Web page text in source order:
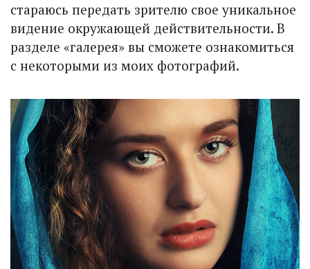
стараюсь передать зрителю свое уникальное
видение окружающей действительности. В
разделе «галерея» вы сможете ознакомиться
с некоторыми из моих фотографий.